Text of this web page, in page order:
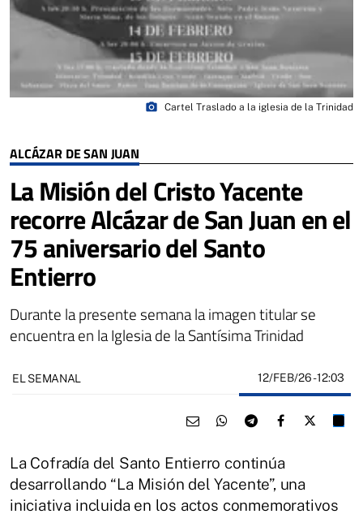
ALCÁZAR DE SAN JUAN
La Misión del Cristo Yacente
recorre Alcázar de San Juan en el
75 aniversario del Santo
Entierro
Durante la presente semana la imagen titular se
encuentra en la Iglesia de la Santísima Trinidad
photo_camera Cartel Traslado a la iglesia de la Trinidad
EL SEMANAL 12/FEB/26- 12:03
La Cofradía del Santo Entierro continúa
desarrollando “La Misión del Yacente”, una
iniciativa incluida en los actos conmemorativos